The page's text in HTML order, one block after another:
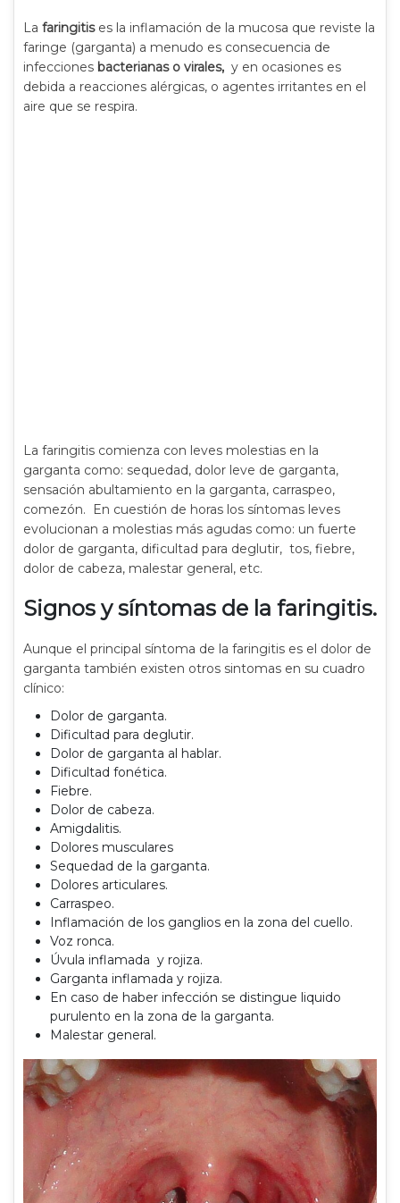
La faringitises la inflamación de la mucosa que reviste la
faringe (garganta) a menudo es consecuencia de
infecciones bacterianas o virales, y en ocasiones es
debida a reacciones alérgicas, o agentes irritantes en el
aire que se respira.
La faringitis comienza con leves molestias en la
garganta como: sequedad, dolor leve de garganta,
sensación abultamiento en la garganta, carraspeo,
comezón. En cuestión de horas los síntomas leves
evolucionan a molestias más agudas como: un fuerte
dolor de garganta, dificultad para deglutir, tos, fiebre,
dolor de cabeza, malestar general, etc.
Signos y síntomas de la faringitis.
Aunque el principal síntoma de la faringitis es el dolor de
garganta también existen otros sintomas en su cuadro
clínico:
Dolor de garganta.
Dificultad para deglutir.
Dolor de garganta al hablar.
Dificultad fonética.
Fiebre.
Dolor de cabeza.
Amigdalitis.
Dolores musculares
Sequedad de la garganta.
Dolores articulares.
Carraspeo.
Inflamación de los ganglios en la zona del cuello.
Voz ronca.
Úvula inflamada y rojiza.
Garganta inflamada y rojiza.
En caso de haber infección se distingue liquido
purulento en la zona de la garganta.
Malestar general.